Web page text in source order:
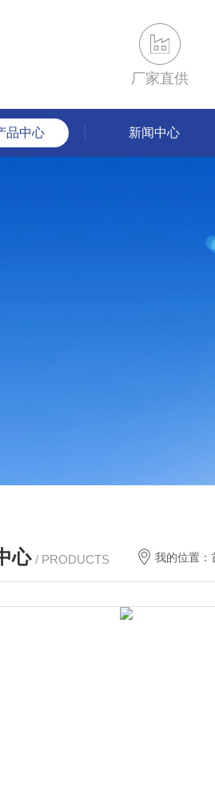
厂家直供
品中心 新闻中心
心 / PRODUCTS 我的位置：